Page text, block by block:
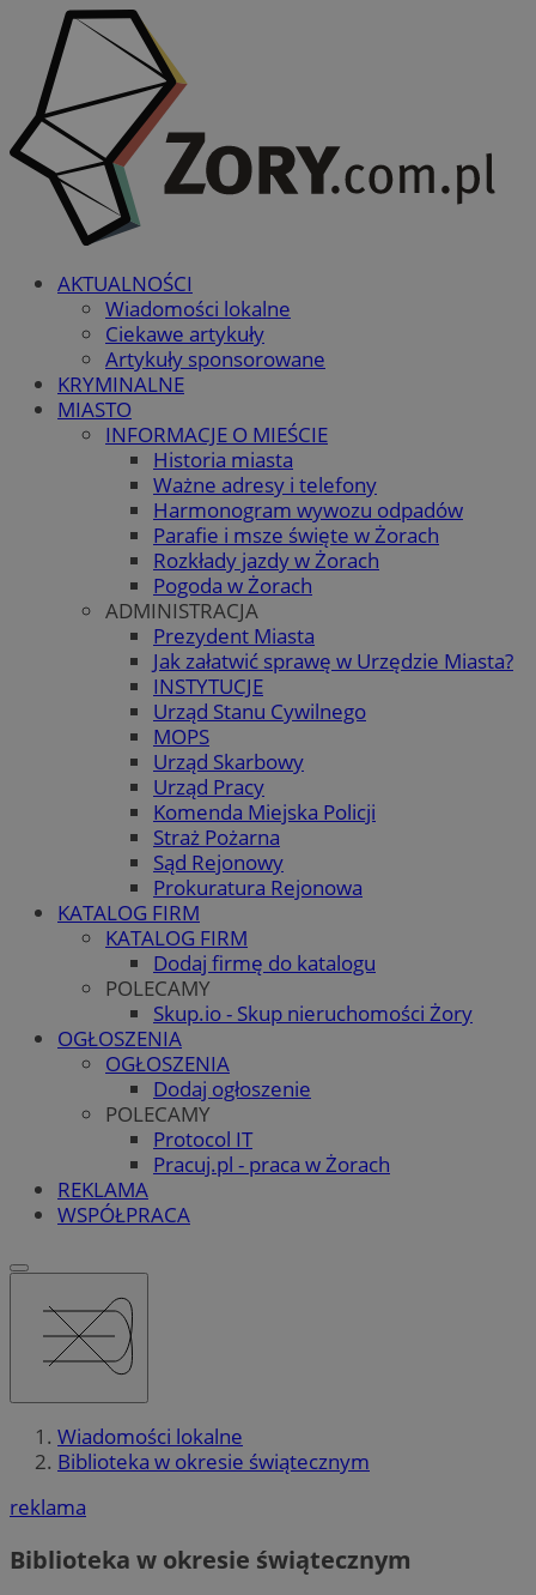
AKTUALNOŚCI
Wiadomości lokalne
Ciekawe artykuły
Artykuły sponsorowane
KRYMINALNE
MIASTO
INFORMACJE O MIEŚCIE
Historia miasta
Ważne adresy i telefony
Harmonogram wywozu odpadów
Parafie i msze święte w Żorach
Rozkłady jazdy w Żorach
Pogoda w Żorach
ADMINISTRACJA
Prezydent Miasta
Jak załatwić sprawę w Urzędzie Miasta?
INSTYTUCJE
Urząd Stanu Cywilnego
MOPS
Urząd Skarbowy
Urząd Pracy
Komenda Miejska Policji
Straż Pożarna
Sąd Rejonowy
Prokuratura Rejonowa
KATALOG FIRM
KATALOG FIRM
Dodaj firmę do katalogu
POLECAMY
Skup.io - Skup nieruchomości Żory
OGŁOSZENIA
OGŁOSZENIA
Dodaj ogłoszenie
POLECAMY
Protocol IT
Pracuj.pl - praca w Żorach
REKLAMA
WSPÓŁPRACA
Wiadomości lokalne
Biblioteka w okresie świątecznym
reklama
Biblioteka w okresie świątecznym